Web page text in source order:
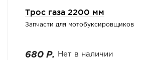
Трос газа 2200 мм
Запчасти для мотобуксировщиков
680 Р. Нет в наличии